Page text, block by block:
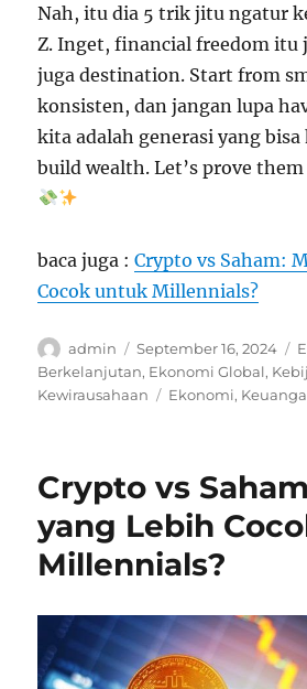
Nah, itu dia 5 trik jitu ngatur
Z. Inget, financial freedom itu
juga destination. Start from
konsisten, dan jangan lupa
kita adalah generasi yang
build wealth. Let’s prove
baca juga :Crypto vs Saham:
Cocok untuk Millennials?
Author
admin
Posted
on
September 16, 2024
Berkelanjutan, Ekonomi Global,
Kewirausahaan
Tags
Ekonomi,
Crypto vs
yang Lebih
Millennials?